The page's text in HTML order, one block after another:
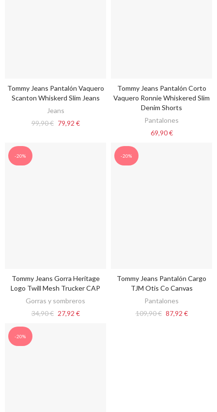
VER OPCIONES
Tommy Jeans Pantalón Vaquero
Scanton Whiskerd Slim Jeans
Jeans
99,90 € 79,92 €
VER OPCIONES
Tommy Jeans Pantalón Corto
Vaquero Ronnie Whiskered Slim
Denim Shorts
Pantalones
69,90 €
-20%
VER OPCIONES
Tommy Jeans Gorra Heritage
Logo Twill Mesh Trucker CAP
Gorras y sombreros
34,90 € 27,92 €
-20%
VER OPCIONES
Tommy Jeans Pantalón Cargo
TJM Otis Co Canvas
Pantalones
109,90 € 87,92 €
-20%